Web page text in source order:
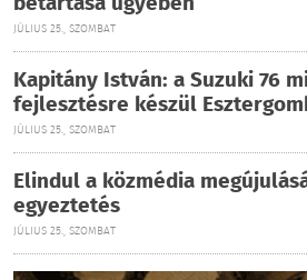
JÚLIUS 25., SZOMBAT
Kapitány István: a Suzuki 76
fejlesztésre készül
JÚLIUS 25., SZOMBAT
Elindul a közmédia
egyeztetés
JÚLIUS 25., SZOMBAT